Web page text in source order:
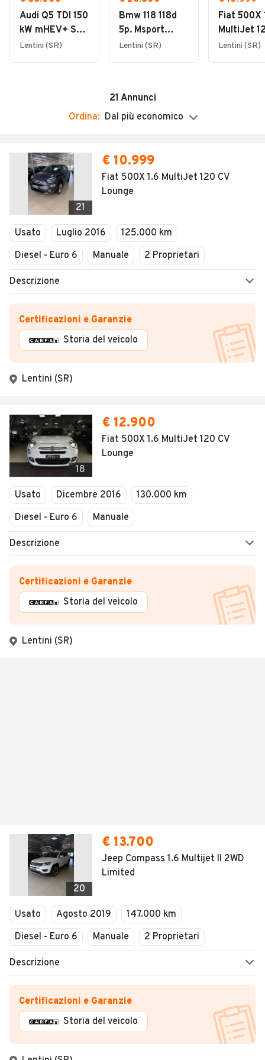
09:00 - 13:00
Domenica
Audi Q5 TDI 150
kW mHEV+ S
tronic quattro
Lentini (SR)
Bmw 118 118d
5p. Msport
150CV 2023
Lentini (SR)
Fiat 500X
MultiJet
Lounge
Lentini (SR)
21 Annunci
Ordina: Dal più economico
21
€ 10.999
Fiat 500X 1.6 MultiJet 120 CV
Lounge
Usato Luglio 2016
125.000 km
Diesel - Euro 6
Manuale 2 Proprietari
Descrizione
Certificazioni e Garanzie
Storia del veicolo
Lentini (SR)
18
€ 12.900
Fiat 500X 1.6 MultiJet 120 CV
Lounge
Usato Dicembre 2016
130.000 km
Diesel - Euro 6
Manuale
Descrizione
Certificazioni e Garanzie
Storia del veicolo
Lentini (SR)
20
€ 13.700
Jeep Compass 1.6 Multijet II 2WD
Limited
Usato Agosto 2019
147.000 km
Diesel - Euro 6
Manuale 2 Proprietari
Descrizione
Certificazioni e Garanzie
Storia del veicolo